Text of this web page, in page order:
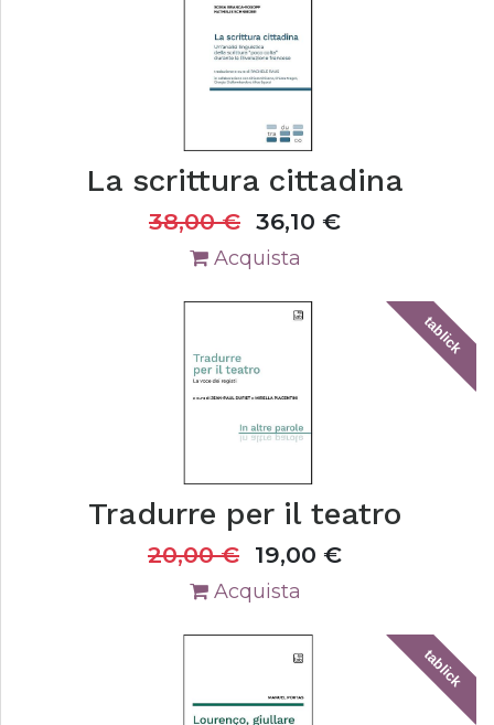
La scrittura cittadina
38,00€ 36,10 €
Acquista
tablick
Tradurre per il teatro
20,00€ 19,00 €
Acquista
tablick